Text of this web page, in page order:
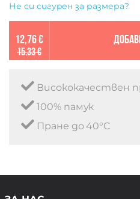
Не си сигурен за размера?
12,76 €
15,33 €
Висококачествен
100% памук
Пране до 40°C